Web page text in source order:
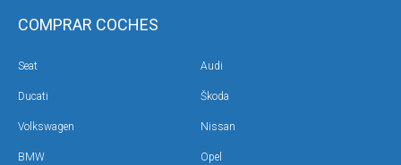
COMPRAR COCHES
Seat Audi
Ducati Škoda
Volkswagen Nissan
BMW Opel